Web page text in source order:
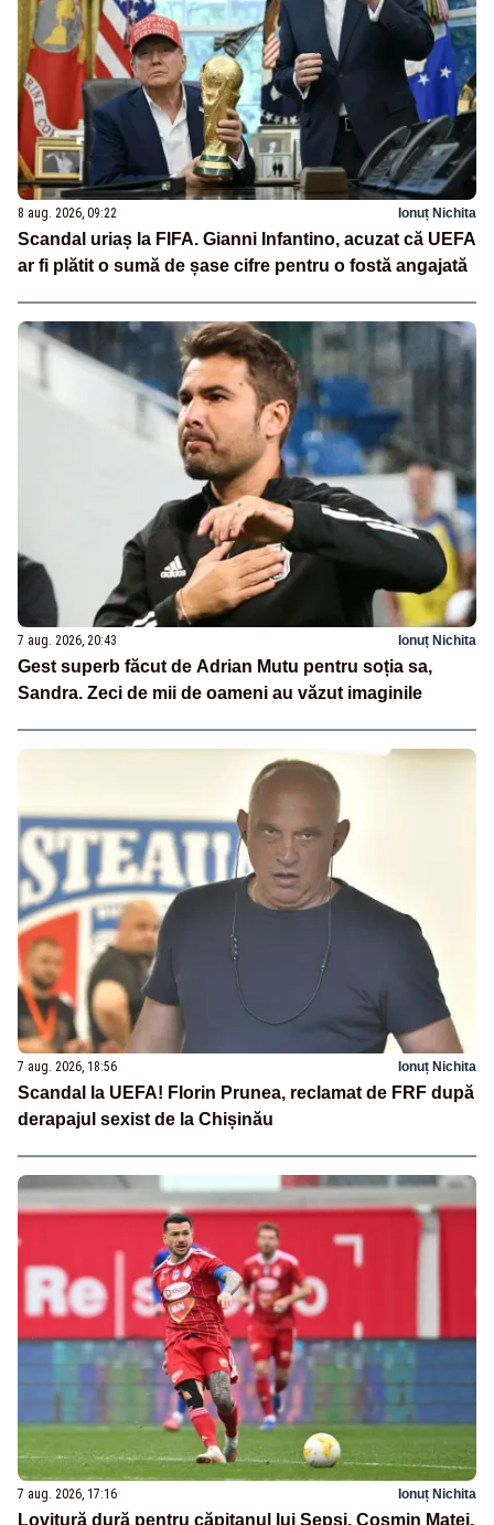
8 aug. 2026, 09:22 Ionuț Nichita
Scandal uriaș la FIFA. Gianni Infantino, acuzat că UEFA
ar fi plătit o sumă de șase cifre pentru o fostă angajată
7 aug. 2026, 20:43 Ionuț Nichita
Gest superb făcut de Adrian Mutu pentru soția sa,
Sandra. Zeci de mii de oameni au văzut imaginile
7 aug. 2026, 18:56 Ionuț Nichita
Scandal la UEFA! Florin Prunea, reclamat de FRF după
derapajul sexist de la Chișinău
7 aug. 2026, 17:16 Ionuț Nichita
Lovitură dură pentru căpitanul lui Sepsi. Cosmin Matei,